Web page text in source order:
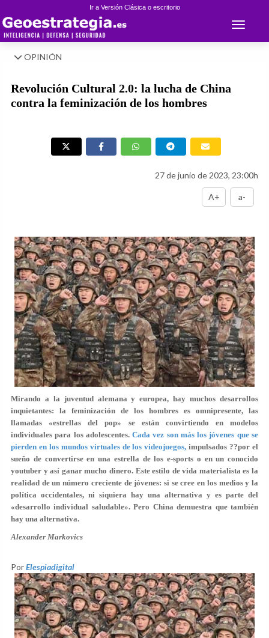
Ir a Versión Clásica o escritorio
Toggle
OPINIÓN
Revolución Cultural 2.0: la lucha de China
contra la feminización de los hombres
27 de junio de 2023, 23:00h
A+ a-
Mirando a la juventud alemana y europea, hay muchos desarrollos
inquietantes: la feminización de los hombres es omnipresente, las
llamadas «estrellas del pop» se están convirtiendo en modelos
individuales para los adolescentes.Cada vez son más los jóvenes que se
pierden en los mundos virtuales de los videojuegos, impulsados ??por el
sueño de convertirse en una estrella de los e-sports o en un conocido
youtuber y así ganar mucho dinero. Este estilo de vida materialista es la
realidad de un número creciente de jóvenes: si se cree en los medios y la
política occidentales, ni siquiera hay una alternativa y es parte del
«desarrollo individual saludable». Pero China demuestra que también
hay una alternativa.
Alexander Markovics
PorElespiadigital